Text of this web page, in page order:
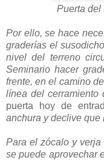
Puerta del
Por ello, se hace
graderías el
nivel del terreno
Seminario hacer
frente, en el camino
línea del cerramiento
puerta hoy de
anchura y declive que
Para el zócalo y verja
se puede aprovechar